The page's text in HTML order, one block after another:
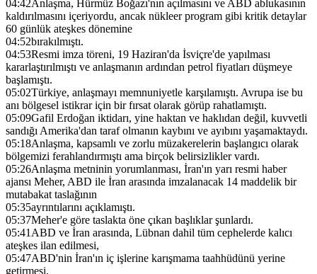
04:42Anlaşma, Hürmüz Boğazı'nın açılmasını ve ABD ablukasının
kaldırılmasını içeriyordu, ancak nükleer program gibi kritik detaylar
60 günlük ateşkes dönemine
04:52bırakılmıştı.
04:53Resmi imza töreni, 19 Haziran'da İsviçre'de yapılması
kararlaştırılmıştı ve anlaşmanın ardından petrol fiyatları düşmeye
başlamıştı.
05:02Türkiye, anlaşmayı memnuniyetle karşılamıştı. Avrupa ise bu
anı bölgesel istikrar için bir fırsat olarak görüp rahatlamıştı.
05:09Gafil Erdoğan iktidarı, yine haktan ve haklıdan değil, kuvvetli
sandığı Amerika'dan taraf olmanın kaybını ve ayıbını yaşamaktaydı.
05:18Anlaşma, kapsamlı ve zorlu müzakerelerin başlangıcı olarak
bölgemizi ferahlandırmıştı ama birçok belirsizlikler vardı.
05:26Anlaşma metninin yorumlanması, İran'ın yarı resmi haber
ajansı Meher, ABD ile İran arasında imzalanacak 14 maddelik bir
mutabakat taslağının
05:35ayrıntılarını açıklamıştı.
05:37Meher'e göre taslakta öne çıkan başlıklar şunlardı.
05:41ABD ve İran arasında, Lübnan dahil tüm cephelerde kalıcı
ateşkes ilan edilmesi,
05:47ABD'nin İran'ın iç işlerine karışmama taahhüdünü yerine
getirmesi,